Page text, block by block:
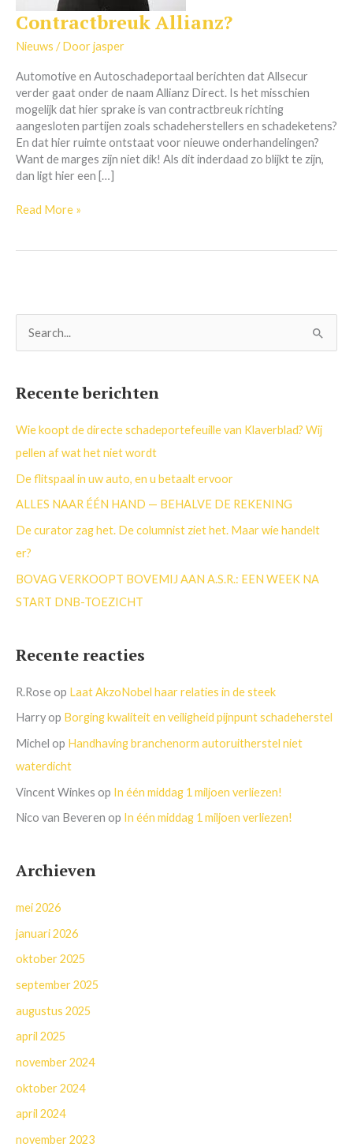
Contractbreuk Allianz?
Nieuws / Doorjasper
Automotive en Autoschadeportaal berichten dat Allsecur
verder gaat onder de naam Allianz Direct. Is het misschien
mogelijk dat hier sprake is van contractbreuk richting
aangesloten partijen zoals schadeherstellers en schadeketens?
En dat hier ruimte ontstaat voor nieuwe onderhandelingen?
Want de marges zijn niet dik! Als dit inderdaad zo blijkt te zijn,
dan ligt hier een […]
Contractbreuk
Read More »
n
a
a
r
Recente berichten
Wie koopt de directe schadeportefeuille van Klaverblad? Wij
pellen af wat het niet wordt
De flitspaal in uw auto, en u betaalt ervoor
ALLES NAAR ÉÉN HAND — BEHALVE DE REKENING
De curator zag het. De columnist ziet het. Maar wie handelt
er?
BOVAG VERKOOPT BOVEMIJ AAN A.S.R.: EEN WEEK NA
START DNB-TOEZICHT
Recente reacties
R.Roseop Laat AkzoNobel haar relaties in de steek
Harryop Borging kwaliteit en veiligheid pijnpunt schadeherstel
Michel op Handhaving branchenorm autoruitherstel niet
waterdicht
Vincent Winkes op In één middag 1 miljoen verliezen!
Nico van Beveren op In één middag 1 miljoen verliezen!
Archieven
mei 2026
januari 2026
oktober 2025
september 2025
augustus 2025
april 2025
november 2024
oktober 2024
april 2024
november 2023